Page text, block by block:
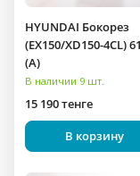
HYUNDAI Бокорез
(EX150/XD150-4CL)
(A)
В наличии 9 шт.
15 190 тенге
В корзину